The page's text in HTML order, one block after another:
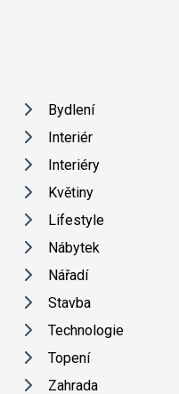
Bydlení
Interiér
Interiéry
Květiny
Lifestyle
Nábytek
Nářadí
Stavba
Technologie
Topení
Zahrada